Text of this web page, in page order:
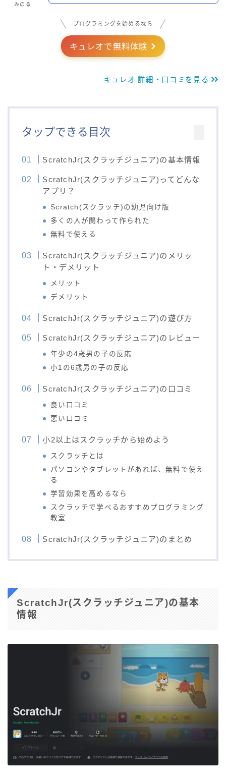
みのる
プログラミングを始めるなら
キュレオで無料体験
キュレオ 詳細・口コミを見る
タップできる目次
ScratchJr(スクラッチジュニア)の基本情報
ScratchJr(スクラッチジュニア)ってどんな
アプリ？
Scratch(スクラッチ)の幼児向け版
多くの人が関わって作られた
無料で使える
ScratchJr(スクラッチジュニア)のメリッ
ト・デメリット
メリット
デメリット
ScratchJr(スクラッチジュニア)の遊び方
ScratchJr(スクラッチジュニア)のレビュー
年少の4歳男の子の反応
小1の6歳男の子の反応
ScratchJr(スクラッチジュニア)の口コミ
良い口コミ
悪い口コミ
小2以上はスクラッチから始めよう
スクラッチとは
パソコンやタブレットがあれば、無料で使え
る
学習効果を高めるなら
スクラッチで学べるおすすめプログラミング
教室
ScratchJr(スクラッチジュニア)のまとめ
ScratchJr(スクラッチジュニア)の基本
情報